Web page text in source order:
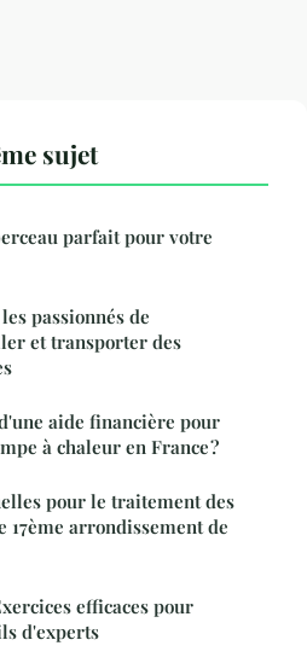
sujet
parfait pour votre
passionnés de
et transporter des
aide financière pour
à chaleur en France ?
pour le traitement des
17ème arrondissement de
efficaces pour
d'experts